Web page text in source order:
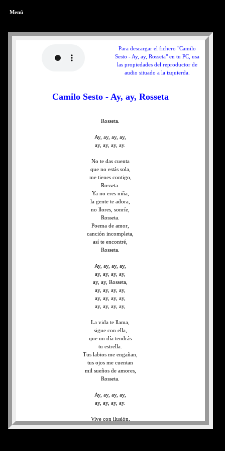
Menú
Para descargar el fichero "Camilo
Sesto - Ay, ay, Rosseta" en tu PC, usa
las propiedades del reproductor de
audio situado a la izquierda.
Camilo Sesto - Ay, ay, Rosseta
Rosseta.
Ay, ay, ay, ay,
ay, ay, ay, ay.
No te das cuenta
que no estás sola,
me tienes contigo,
Rosseta.
Ya no eres niña,
la gente te adora,
no llores, sonríe,
Rosseta.
Poema de amor,
canción incompleta,
así te encontré,
Rosseta.
Ay, ay, ay, ay,
ay, ay, ay, ay,
ay, ay, Rosseta,
ay, ay, ay, ay,
ay, ay, ay, ay,
ay, ay, ay, ay,
La vida te llama,
sigue con ella,
que un día tendrás
tu estrella.
Tus labios me engañan,
tus ojos me cuentan
mil sueños de amores,
Rosseta.
Ay, ay, ay, ay,
ay, ay, ay, ay.
Vive con ilusión,
que el corazón